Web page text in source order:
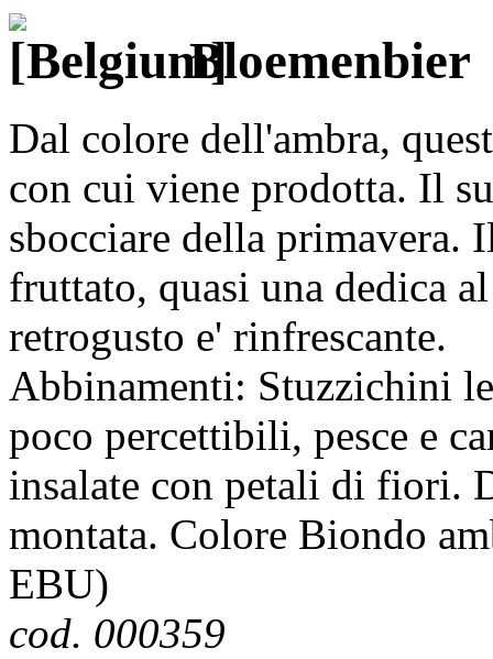
Bloemenbier
Dal colore dell'ambra,
con cui viene prodotta. Il
sbocciare della primavera.
fruttato, quasi una dedica
retrogusto e' rinfrescante.
Abbinamenti: Stuzzichini
poco percettibili, pesce e
insalate con petali di fiori.
montata. Colore Biondo
EBU)
cod. 000359